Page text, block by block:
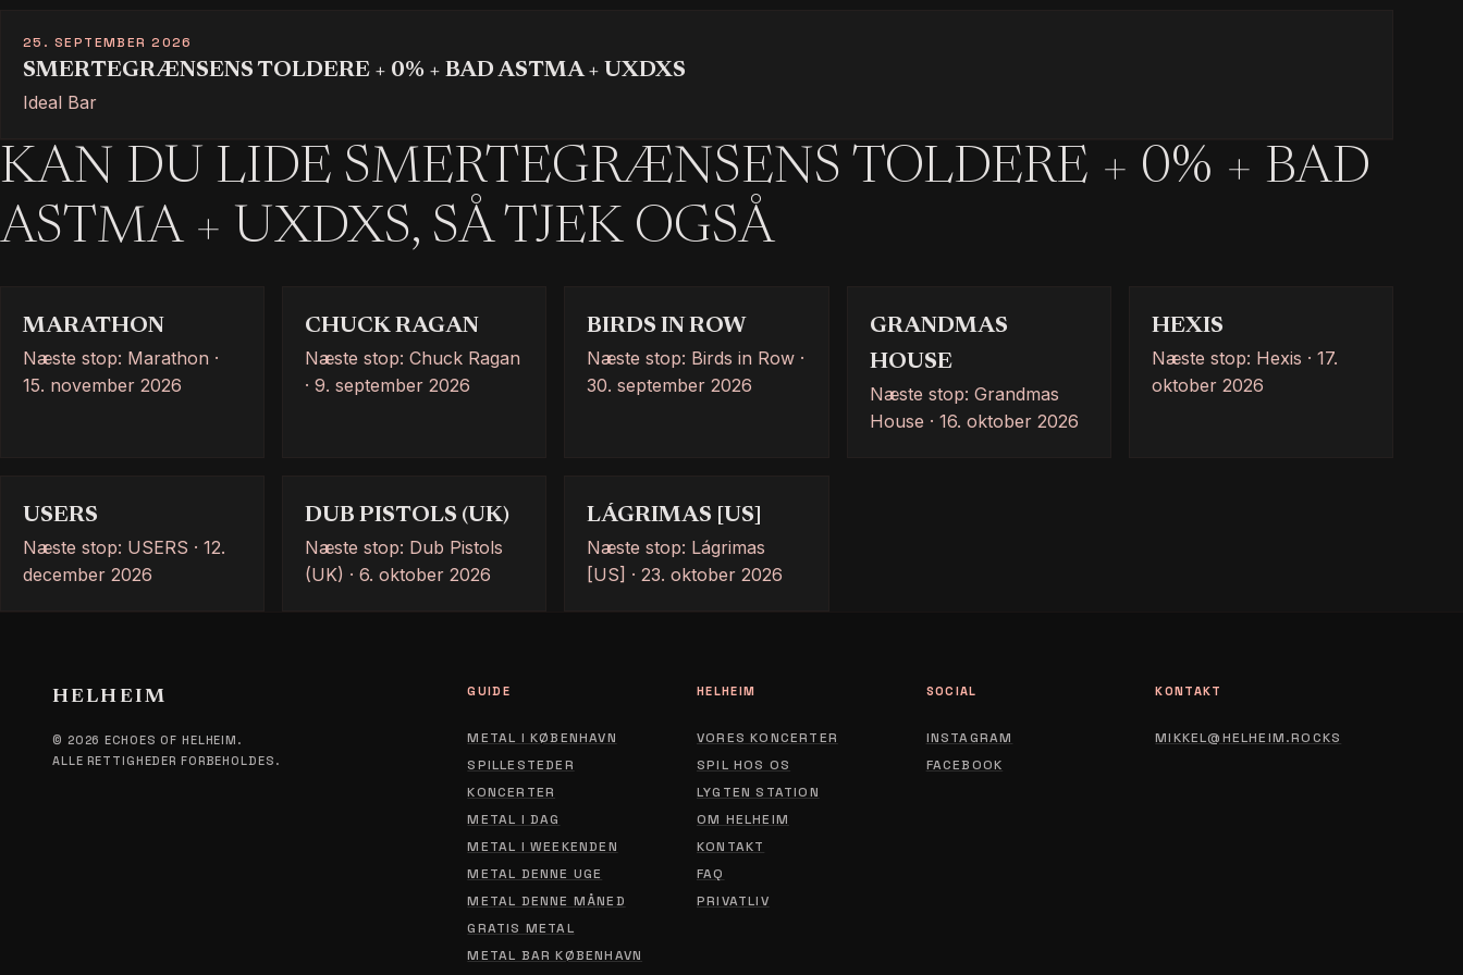
25. SEPTEMBER 2026
SMERTEGRÆNSENS TOLDERE + 0% + BAD ASTMA + UXDXS
Ideal Bar
KAN DU LIDE SMERTEGRÆNSENS TOLDERE + 0% + BAD
ASTMA + UXDXS, SÅ TJEK OGSÅ
MARATHON
Næste stop: Marathon ·
15. november 2026
CHUCK RAGAN
Næste stop: Chuck Ragan
· 9. september 2026
BIRDS IN ROW
Næste stop: Birds in Row ·
30. september 2026
GRANDMAS
HOUSE
Næste stop: Grandmas
House · 16. oktober 2026
HEXIS
Næste stop: Hexis · 17.
oktober 2026
USERS
Næste stop: USERS · 12.
december 2026
DUB PISTOLS (UK)
Næste stop: Dub Pistols
(UK) · 6. oktober 2026
LÁGRIMAS [US]
Næste stop: Lágrimas
[US] · 23. oktober 2026
HELHEIM
© 2026 ECHOES OF HELHEIM.
ALLE RETTIGHEDER FORBEHOLDES.
GUIDE
METAL I KØBENHAVN
SPILLESTEDER
KONCERTER
METAL I DAG
METAL I WEEKENDEN
METAL DENNE UGE
METAL DENNE MÅNED
GRATIS METAL
METAL BAR KØBENHAVN
HELHEIM
VORES KONCERTER
SPIL HOS OS
LYGTEN STATION
OM HELHEIM
KONTAKT
FAQ
PRIVATLIVPRIVACY POLICY
SOCIAL
INSTAGRAM
FACEBOOK
KONTAKT
MIKKEL@HELHEIM.ROCKS